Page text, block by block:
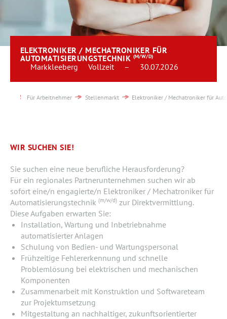
ELEKTRONIKER / MECHATRONIKER FÜR
AUTOMATISIERUNGSTECHNIK (M/W/D)
Markkleeberg Vollzeit – 30.07.2026
Für Arbeitnehmer Stellenmarkt Elektroniker / Mechatroniker für
WIR SUCHEN SIE!
Sie suchen eine neue berufliche Herausforderung?
Für ein regionales Partnerunternehmen suchen wir ab
sofort eine/n engagierte/n Elektroniker / Mechatroniker für
Automatisierungstechnik (m/w/d) zur Direktvermittlung.
Diese Aufgaben erwarten Sie:
Installation, Wartung und Inbetriebnahme
automatisierter Anlagen
Schulung von Bedien- und Wartungspersonal
Frühzeitige Fehlererkennung und schnelle
Problemlösung bei elektrischen und mechanischen
Komponenten
Zusammenarbeit mit Konstruktion und Softwareteam
zur Projektumsetzung
Mitgestaltung an nachhaltiger, zukunftsorientierter
Stellenmarkt
Blog
Team
Kontakt